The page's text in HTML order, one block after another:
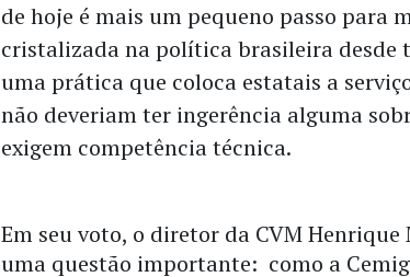
de hoje é mais um pequeno passo para
cristalizada na política brasileira desde
uma prática que coloca estatais a
não deveriam ter ingerência alguma
exigem competência técnica.
Em seu voto, o diretor da CVM
uma questão importante: como a